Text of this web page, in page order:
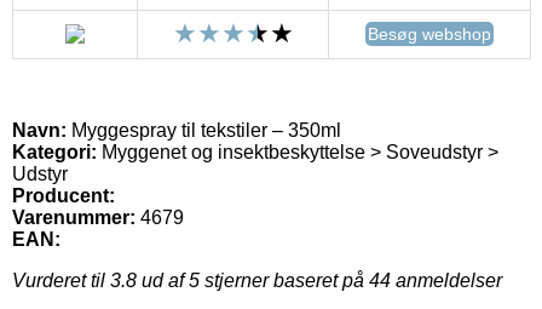
Besøg webshop
Navn: Myggespray til tekstiler – 350ml
Kategori: Myggenet og insektbeskyttelse > Soveudstyr >
Udstyr
Producent:
Varenummer: 4679
EAN:
Vurderet til 3.8 ud af 5 stjerner baseret på 44 anmeldelser